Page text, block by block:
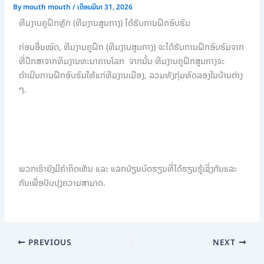
Bymouth mouth/ເດືອນມີນາ 31, 2026
ທີມງານຄູຝຶກຫຼັກ (ທີມງານສູນກາງ) ໄດ້ຮັບການຝຶກອົບຮົມ
ກ່ອນອື່ນໝົດ, ທີມງານຄູຝຶກ (ທີມງານສູນກາງ) ຈະໄດ້ຮັບການຝຶກອົບຮົມຈາກ
ທີ່ປຶກສາຈາກທິມງານທະນາຄານໂລກ ຈາກນັ້ນ ທີມງານຄູຝຶກສູນກາງຈະ
ດຳເນີນການຝຶກອົບຮົມໃຫ້ແກ່ທີມງານເມືອງ, ລວມທັງກຸ່ມທົດລອງໃນບ້ານຕ່າງ
ໆ.
ພວກເຮົາຍັງມີຄໍາຄິດເຫັນ ແລະ ແລກປ່ຽນບົດຮຽນທີ່ໄດ້ຮຽນຮູ້ເຊິ່ງກັນແລະ
ກັນເພື່ອປັບປຸງຄວາມສາມາດ.
PREVIOUS NEXT